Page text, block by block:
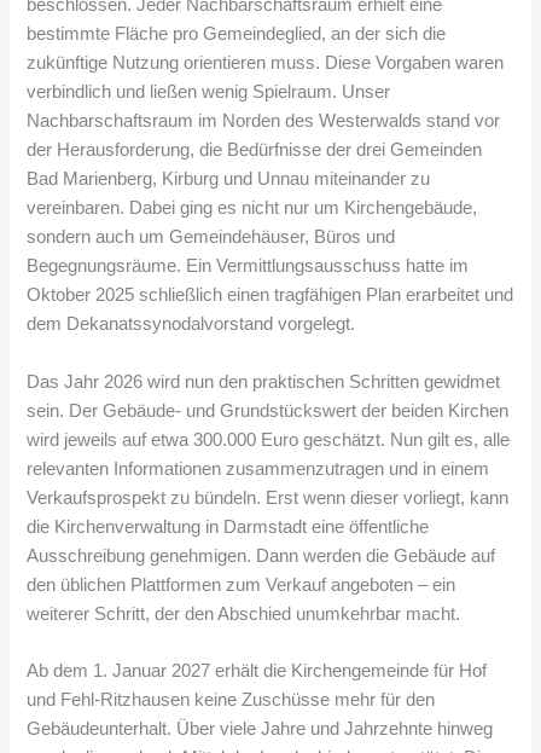
beschlossen. Jeder Nachbarschaftsraum erhielt eine
bestimmte Fläche pro Gemeindeglied, an der sich die
zukünftige Nutzung orientieren muss. Diese Vorgaben waren
verbindlich und ließen wenig Spielraum. Unser
Nachbarschaftsraum im Norden des Westerwalds stand vor
der Herausforderung, die Bedürfnisse der drei Gemeinden
Bad Marienberg, Kirburg und Unnau miteinander zu
vereinbaren. Dabei ging es nicht nur um Kirchengebäude,
sondern auch um Gemeindehäuser, Büros und
Begegnungsräume. Ein Vermittlungsausschuss hatte im
Oktober 2025 schließlich einen tragfähigen Plan erarbeitet und
dem Dekanatssynodalvorstand vorgelegt.
Das Jahr 2026 wird nun den praktischen Schritten gewidmet
sein. Der Gebäude- und Grundstückswert der beiden Kirchen
wird jeweils auf etwa 300.000 Euro geschätzt. Nun gilt es, alle
relevanten Informationen zusammenzutragen und in einem
Verkaufsprospekt zu bündeln. Erst wenn dieser vorliegt, kann
die Kirchenverwaltung in Darmstadt eine öffentliche
Ausschreibung genehmigen. Dann werden die Gebäude auf
den üblichen Plattformen zum Verkauf angeboten – ein
weiterer Schritt, der den Abschied unumkehrbar macht.
Ab dem 1. Januar 2027 erhält die Kirchengemeinde für Hof
und Fehl-Ritzhausen keine Zuschüsse mehr für den
Gebäudeunterhalt. Über viele Jahre und Jahrzehnte hinweg